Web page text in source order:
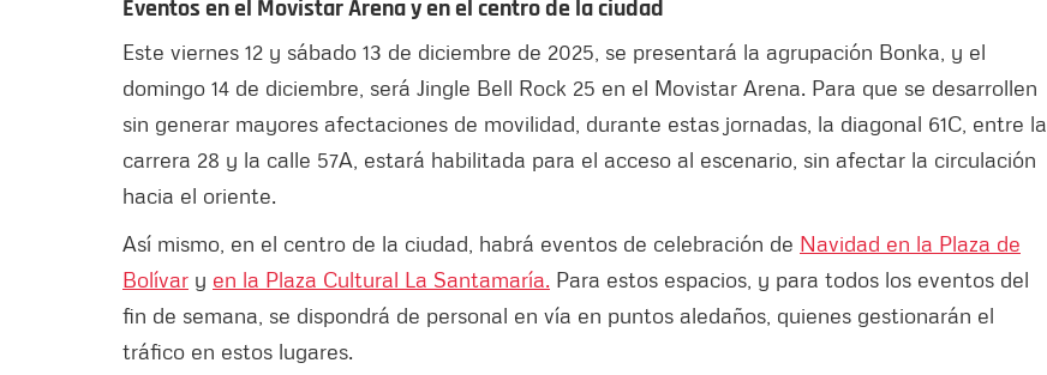
Eventos en el Movistar Arena y en el centro de la ciudad
Este viernes 12 y sábado 13 de diciembre de 2025, se presentará la agrupación Bonka, y el
domingo 14 de diciembre, será Jingle Bell Rock 25 en el Movistar Arena. Para que se desarrollen
sin generar mayores afectaciones de movilidad, durante estas jornadas, la diagonal 61C, entre la
carrera 28 y la calle 57A, estará habilitada para el acceso al escenario, sin afectar la circulación
hacia el oriente.
Así mismo, en el centro de la ciudad, habrá eventos de celebración de Navidad en la Plaza de
Bolívar y en la Plaza Cultural La Santamaría. Para estos espacios, y para todos los eventos del
fin de semana, se dispondrá de personal en vía en puntos aledaños, quienes gestionarán el
tráfico en estos lugares.